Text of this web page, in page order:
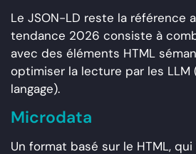
Le JSON-LD reste la référence
tendance 2026 consiste à
avec des éléments HTML
optimiser la lecture par les LLM
langage).
Microdata
Un format basé sur le HTML,